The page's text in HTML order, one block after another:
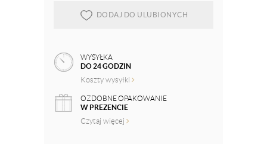
DODAJ DO ULUBIONYCH
WYSYŁKA
DO 24 GODZIN
Koszty wysyłki
OZDOBNE OPAKOWANIE
W PREZENCIE
Czytaj więcej